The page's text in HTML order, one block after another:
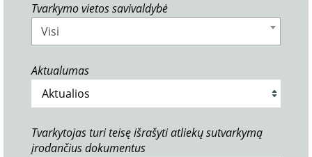
Tvarkymo vietos savivaldybė
Visi
Aktualumas
Tvarkytojas turi teisę išrašyti atliekų sutvarkymą
įrodančius dokumentus